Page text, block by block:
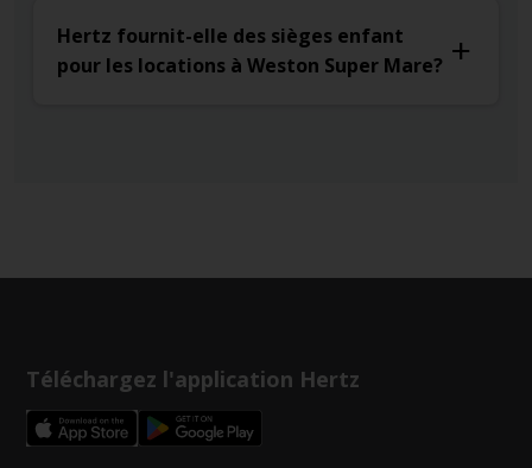
Hertz fournit-elle des sièges enfant
pour les locations à Weston Super Mare?
Téléchargez l'application Hertz